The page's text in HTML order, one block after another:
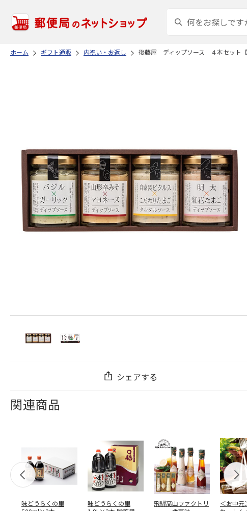
ホーム ギフト通販 内祝い・お返し 後藤屋 ディップソース ４本セット【
シェアする
関連商品
味どうらくの里
味どうらくの里
飛騨高山ファクトリ
＜お中元